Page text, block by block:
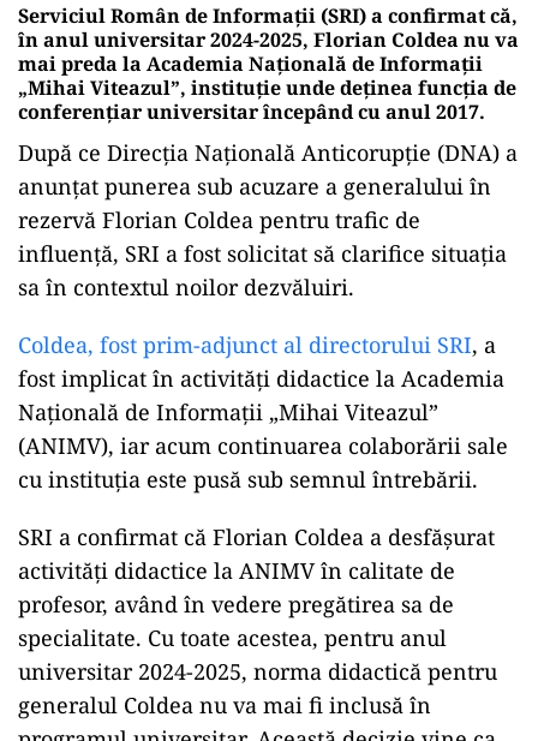
Serviciul Român de Informații (SRI) a confirmat că,
în anul universitar 2024-2025, Florian Coldea nu va
mai preda la Academia Națională de Informații
„Mihai Viteazul”, instituție unde deținea funcția de
conferențiar universitar începând cu anul 2017.
După ce Direcția Națională Anticorupție (DNA) a
anunțat punerea sub acuzare a generalului în
rezervă Florian Coldea pentru trafic de
influență, SRI a fost solicitat să clarifice situația
sa în contextul noilor dezvăluiri.
Coldea, fost prim-adjunct al directorului SRI, a
fost implicat în activități didactice la Academia
Națională de Informații „Mihai Viteazul”
(ANIMV), iar acum continuarea colaborării sale
cu instituția este pusă sub semnul întrebării.
SRI a confirmat că Florian Coldea a desfășurat
activități didactice la ANIMV în calitate de
profesor, având în vedere pregătirea sa de
specialitate. Cu toate acestea, pentru anul
universitar 2024-2025, norma didactică pentru
generalul Coldea nu va mai fi inclusă în